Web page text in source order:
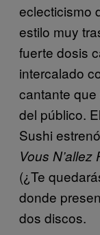
eclecticismo
estilo muy
fuerte dosis
intercalado
cantante
del público.
Sushi
Vous
(¿Te
donde
dos discos.